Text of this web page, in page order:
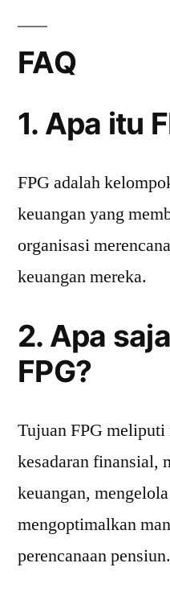
FAQ
1. Apa itu
FPG adalah
keuangan yang
organisasi
keuangan mereka.
2. Apa
FPG?
Tujuan FPG
kesadaran finansial,
keuangan,
mengoptimalkan
perencanaan pensiun.